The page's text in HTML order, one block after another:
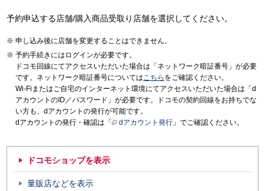
予約申込する店舗/購入商品受取り店舗を選択してください。
申し込み後に店舗を変更することはできません。
予約手続きにはログインが必要です。
ドコモ回線にてアクセスいただいた場合は「ネットワーク暗証番号」が必要
です。ネットワーク暗証番号についてはこちら をご確認ください。
Wi-Fiまたはご自宅のインターネット環境にてアクセスいただいた場合は「d
アカウントのID／パスワード」が必要です。ドコモの契約回線をお持ちでな
い方も、dアカウントの発行が可能です。
dアカウントの発行・確認は「
dアカウント発行 」でご確認ください。
ドコモショップを表示
量販店などを表示